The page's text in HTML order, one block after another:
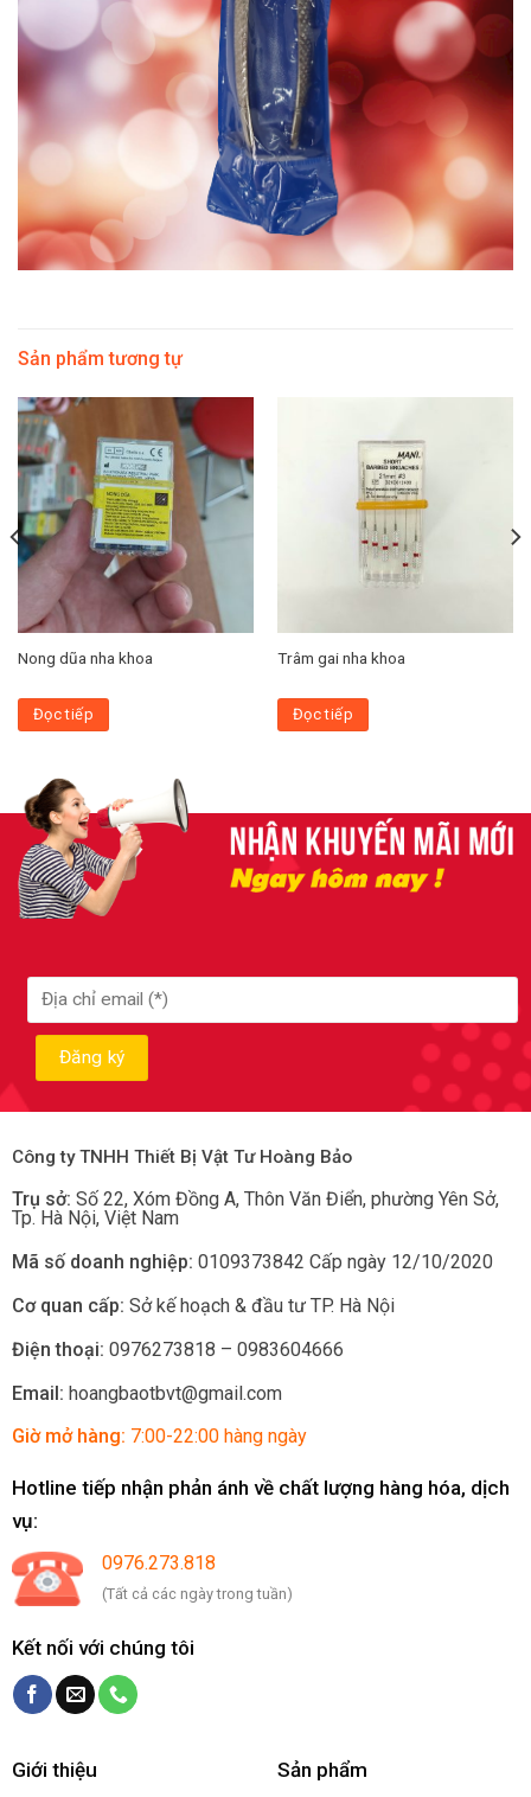
Sản phẩm tương tự
Nong dũa nha khoa
Đọc tiếp
Trâm gai nha khoa
Đọc tiếp
Công ty TNHH Thiết Bị Vật Tư Hoàng Bảo
Trụ sở: Số 22, Xóm Đồng A, Thôn Văn Điển, phường Yên Sở,
Tp. Hà Nội, Việt Nam
Mã số doanh nghiệp: 0109373842 Cấp ngày 12/10/2020
Cơ quan cấp: Sở kế hoạch & đầu tư TP. Hà Nội
Điện thoại: 0976273818 – 0983604666
Email: hoangbaotbvt@gmail.com
Giờ mở hàng: 7:00-22:00 hàng ngày
Hotline tiếp nhận phản ánh về chất lượng hàng hóa, dịch
vụ:
0976.273.818
(Tất cả các ngày trong tuần)
Kết nối với chúng tôi
Giới thiệu Sản phẩm